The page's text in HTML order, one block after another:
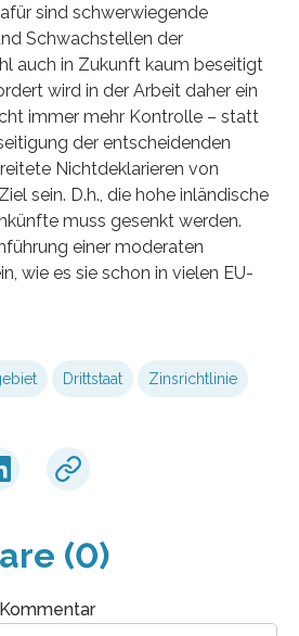
sind schwerwiegende
Schwachstellen der
auch in Zukunft kaum beseitigt
wird in der Arbeit daher ein
immer mehr Kontrolle – statt
der entscheidenden
Nichtdeklarieren von
sein. D.h., die hohe inländische
muss gesenkt werden.
einer moderaten
wie es sie schon in vielen EU-
Drittstaat Zinsrichtlinie
(0)